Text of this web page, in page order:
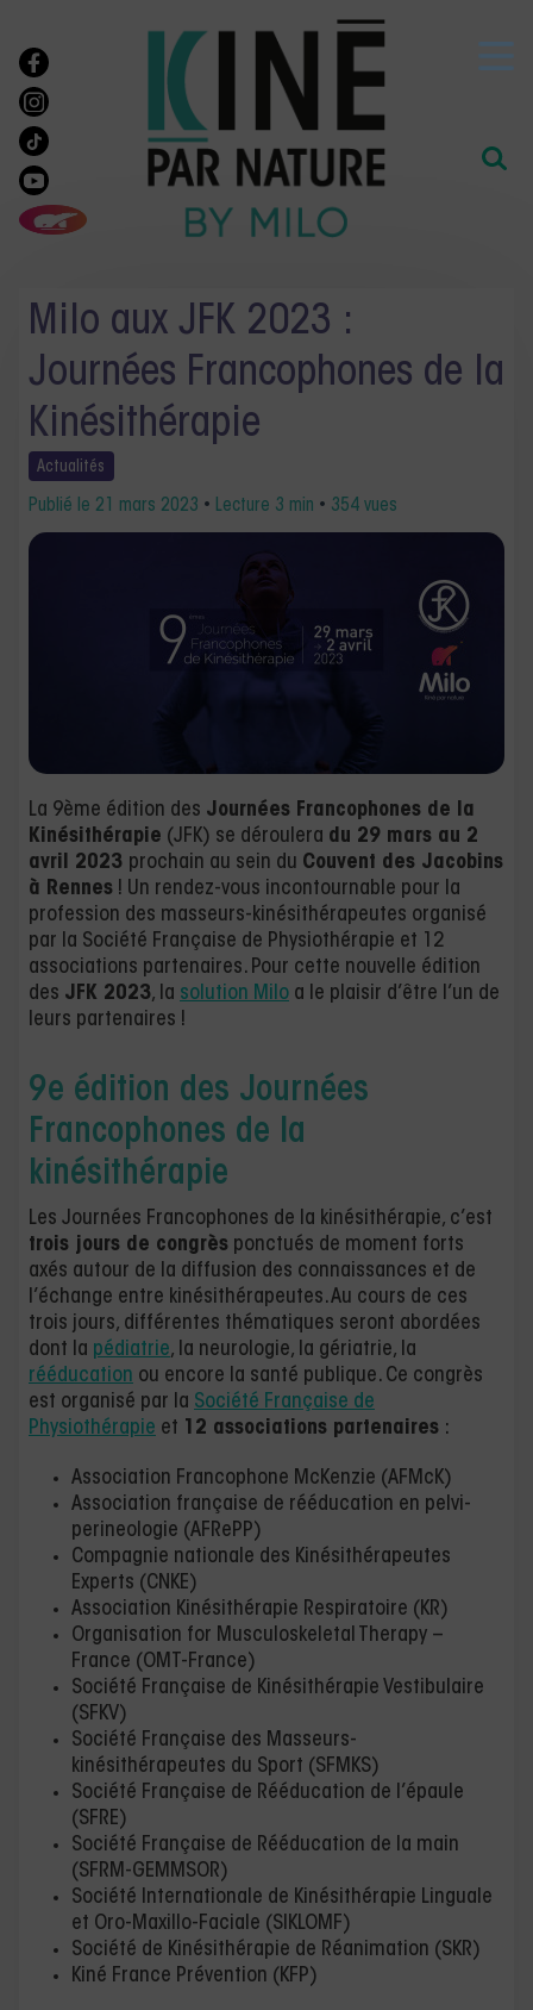
Milo aux JFK 2023 :
Journées Francophones de la
Kinésithérapie
Actualités
Publié le 21 mars 2023 • Lecture 3 min • 354 vues
La 9ème édition des Journées Francophones de la
Kinésithérapie (JFK) se déroulera du 29 mars au 2
avril 2023 prochain au sein du Couvent des Jacobins
à Rennes ! Un rendez-vous incontournable pour la
profession des masseurs-kinésithérapeutes organisé
par la Société Française de Physiothérapie et 12
associations partenaires. Pour cette nouvelle édition
des JFK 2023, la solution Milo a le plaisir d’être l’un de
leurs partenaires !
9e édition des Journées
Francophones de la
kinésithérapie
Les Journées Francophones de la kinésithérapie, c’est
trois jours de congrès ponctués de moment forts
axés autour de la diffusion des connaissances et de
l’échange entre kinésithérapeutes. Au cours de ces
trois jours, différentes thématiques seront abordées
dont la pédiatrie, la neurologie, la gériatrie, la
rééducation ou encore la santé publique. Ce congrès
est organisé par la Société Française de
Physiothérapie et 12 associations partenaires :
Association Francophone McKenzie (AFMcK)
Association française de rééducation en pelvi-
perineologie (AFRePP)
Compagnie nationale des Kinésithérapeutes
Experts (CNKE)
Association Kinésithérapie Respiratoire (KR)
Organisation for Musculoskeletal Therapy –
France (OMT-France)
Société Française de Kinésithérapie Vestibulaire
(SFKV)
Société Française des Masseurs-
kinésithérapeutes du Sport (SFMKS)
Société Française de Rééducation de l’épaule
(SFRE)
Société Française de Rééducation de la main
(SFRM-GEMMSOR)
Société Internationale de Kinésithérapie Linguale
et Oro-Maxillo-Faciale (SIKLOMF)
Société de Kinésithérapie de Réanimation (SKR)
Kiné France Prévention (KFP)